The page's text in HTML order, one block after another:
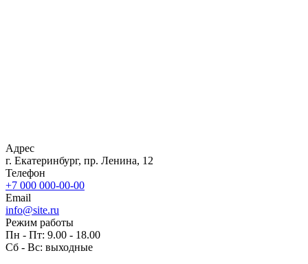
Адрес
г. Екатеринбург, пр. Ленина, 12
Телефон
+7 000 000-00-00
Email
info@site.ru
Режим работы
Пн - Пт: 9.00 - 18.00
Сб - Вс: выходные